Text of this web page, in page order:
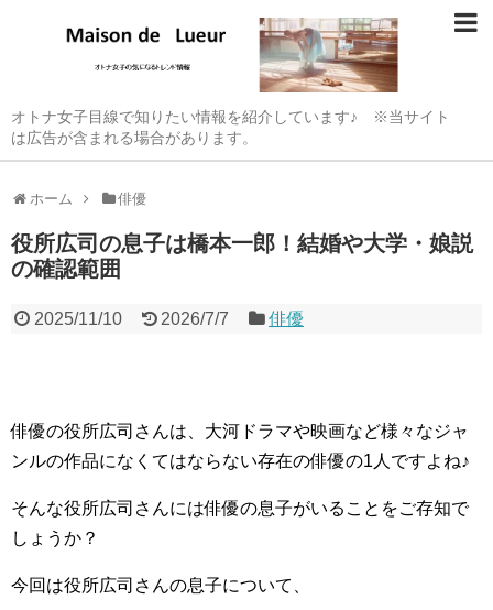
オトナ女子目線で知りたい情報を紹介しています♪ ※当サイト
は広告が含まれる場合があります。
ホーム 俳優
役所広司の息子は橋本一郎！結婚や大学・娘説
の確認範囲
2025/11/10 2026/7/7 俳優
俳優の役所広司さんは、大河ドラマや映画など様々なジャ
ンルの作品になくてはならない存在の俳優の1人ですよね♪
そんな役所広司さんには俳優の息子がいることをご存知で
しょうか？
今回は役所広司さんの息子について、